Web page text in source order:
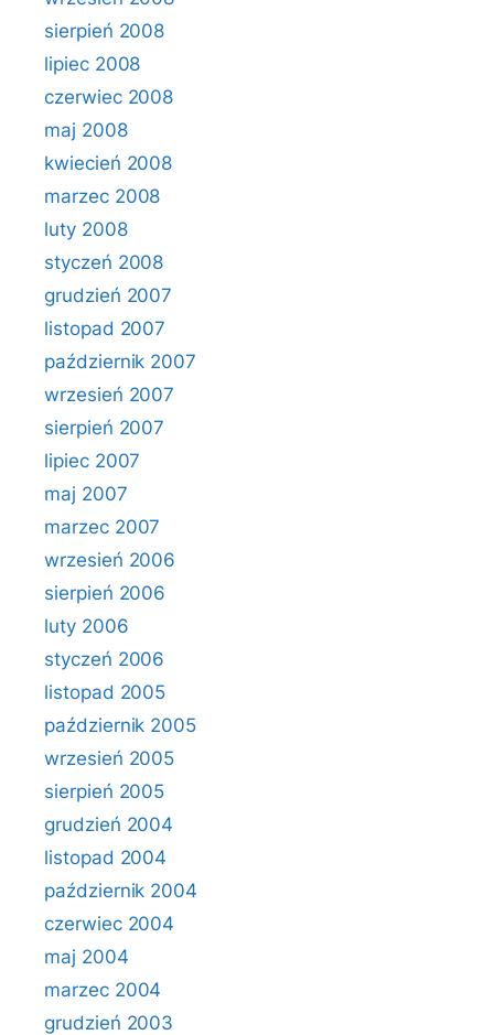
sierpień 2008
lipiec 2008
czerwiec 2008
maj 2008
kwiecień 2008
marzec 2008
luty 2008
styczeń 2008
grudzień 2007
listopad 2007
październik 2007
wrzesień 2007
sierpień 2007
lipiec 2007
maj 2007
marzec 2007
wrzesień 2006
sierpień 2006
luty 2006
styczeń 2006
listopad 2005
październik 2005
wrzesień 2005
sierpień 2005
grudzień 2004
listopad 2004
październik 2004
czerwiec 2004
maj 2004
marzec 2004
grudzień 2003